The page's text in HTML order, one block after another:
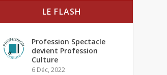
LE FLASH
Profession Spectacle
devient Profession
Culture
6 Déc, 2022